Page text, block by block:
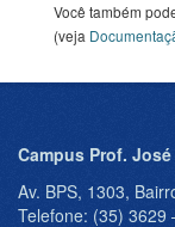
Você também
(veja
Campus Prof.
Av. BPS, 1303,
Telefone: (35) 3629